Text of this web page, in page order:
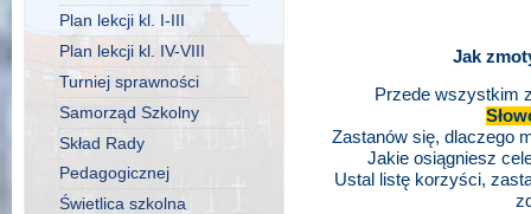
Plan lekcji kl. I-III
Plan lekcji kl. IV-VIII
Turniej sprawności
Samorząd Szkolny
Skład Rady
Pedagogicznej
Świetlica szkolna
Jak
Przede wszystkim
Zastanów się, dlaczego
Jakie osiągniesz
Ustal listę korzyści,